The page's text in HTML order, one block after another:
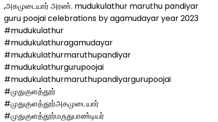
,அகமுடையார் அரண். mudukulathur maruthu pandiyar
guru poojai celebrations by agamudayar year 2023
#mudukulathur
#mudukulathuragamudayar
#mudukulathurmaruthupandiyar
#mudukulathurgurupoojai
#mudukulathurmaruthupandiyargurupoojai
#முதுகுளத்தூர்
#முதுகுளத்தூர்அகமுடையார்
#முதுகுளத்தூர்மருதுபாண்டியர்